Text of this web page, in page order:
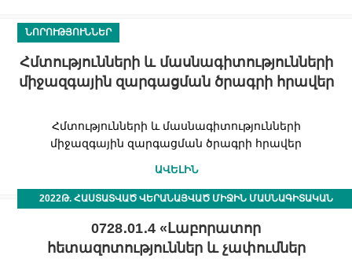
ՆՈՐՈՒԹՅՈՒՆՆԵՐ
Հմտությունների և մասնագիտությունների
միջազգային զարգացման ծրագրի հրավեր
Հմտությունների և մասնագիտությունների
միջազգային զարգացման ծրագրի հրավեր
ԱՎԵԼԻՆ
2022Թ. ՀԱՍՏԱՏՎԱԾ ՎԵՐԱՆԱՅՎԱԾ ՄԻՋԻՆ ՄԱՍՆԱԳԻՏԱԿԱՆ
ԵՒ ՄՈԴՈՒԼԱՅԻՆ ԾՐԱԳՐԵՐ:
0728․01․4 «Լաբորատոր
հետազոտություններ և չափումներ